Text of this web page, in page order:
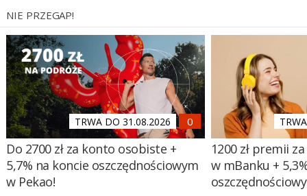
NIE PRZEGAP!
TRWA DO 31.08.2026
Do 2700 zł za konto osobiste +
5,7% na koncie oszczędnościowym
w Pekao!
1200 zł premii
w mBanku +